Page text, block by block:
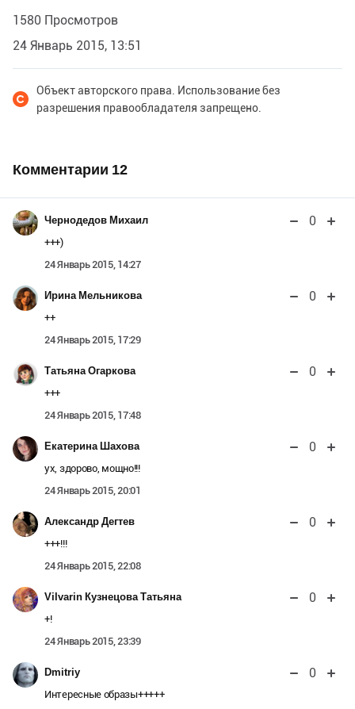
1580 Просмотров
24 Январь 2015, 13:51
Объект авторского права. Использование без
разрешения правообладателя запрещено.
Комментарии 12
Чернодедов Михаил 0
+++)
24 Январь 2015, 14:27
Ирина Мельникова 0
++
24 Январь 2015, 17:29
Татьяна Огаркова 0
+++
24 Январь 2015, 17:48
Екатерина Шахова 0
ух, здорово, мощно!!!
24 Январь 2015, 20:01
Александр Дегтев 0
+++!!!
24 Январь 2015, 22:08
Vilvarin Кузнецова Татьяна 0
+!
24 Январь 2015, 23:39
Dmitriy 0
Интересные образы+++++